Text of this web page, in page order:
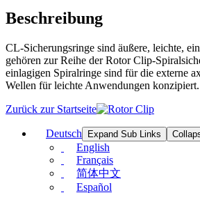
Beschreibung
CL-Sicherungsringe sind äußere, leichte,
gehören zur Reihe der Rotor Clip-
einlagigen Spiralringe sind für die externe
Wellen für leichte Anwendungen konzipiert.
Zurück zur Startseite
Deutsch Expand Sub Links
English
Français
简体中文
Español